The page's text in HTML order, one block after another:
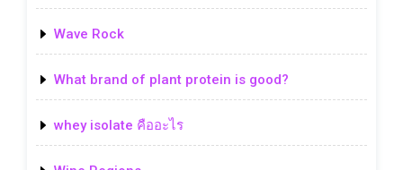
Wave Rock
What brand of plant protein is good?
whey isolate คืออะไร